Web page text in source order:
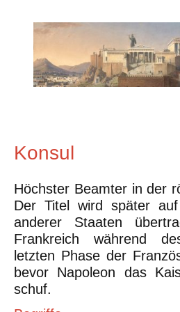
Konsul
Höchster Beamter in der
Der Titel wird später
anderer Staaten
Frankreich während
letzten Phase der
bevor Napoleon das
schuf.